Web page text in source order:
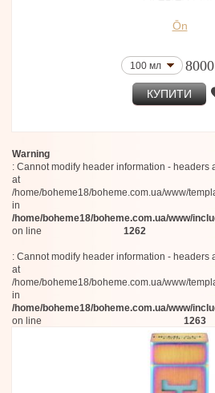
Ōn
100 мл 8000
КУПИТИ
Warning
: Cannot modify header information - headers
at
/home/boheme18/boheme.com.ua/www/
in
/home/boheme18/boheme.com.ua/www/
on line
1262
: Cannot modify header information - headers
at
/home/boheme18/boheme.com.ua/www/
in
/home/boheme18/boheme.com.ua/www/
on line
1263